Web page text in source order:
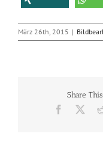
März 26th, 2015 |
Share
Facebook